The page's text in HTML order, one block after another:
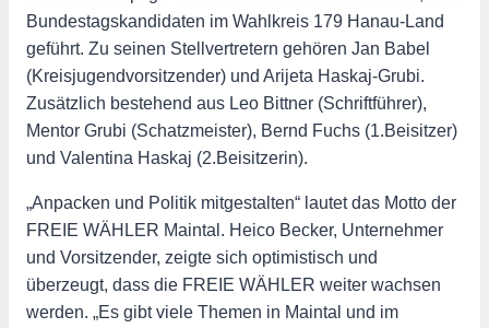
Bundestagskandidaten im Wahlkreis 179 Hanau-Land
geführt. Zu seinen Stellvertretern gehören Jan Babel
(Kreisjugendvorsitzender) und Arijeta Haskaj-Grubi.
Zusätzlich bestehend aus Leo Bittner (Schriftführer),
Mentor Grubi (Schatzmeister), Bernd Fuchs (1.Beisitzer)
und Valentina Haskaj (2.Beisitzerin).
„Anpacken und Politik mitgestalten“ lautet das Motto der
FREIE WÄHLER Maintal. Heico Becker, Unternehmer
und Vorsitzender, zeigte sich optimistisch und
überzeugt, dass die FREIE WÄHLER weiter wachsen
werden. „Es gibt viele Themen in Maintal und im